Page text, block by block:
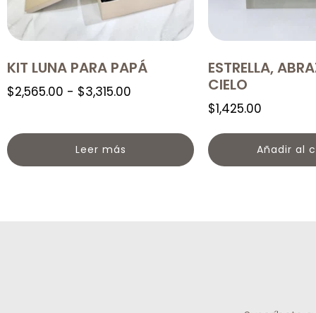
KIT LUNA PARA PAPÁ
$2,565.00 - $3,315.00
Leer más
ESTRELLA,
CIELO
$1,425.00
Añadir al